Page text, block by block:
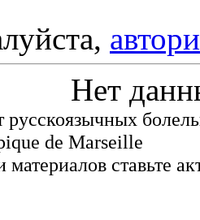
Нет
de Marseille
материалов ставьте